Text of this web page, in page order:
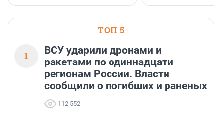
водопада.
ТОП 5
1
ВСУ ударили дронами и
ракетами по одиннадцати
регионам России. Власти
сообщили о погибших и раненых
112 552